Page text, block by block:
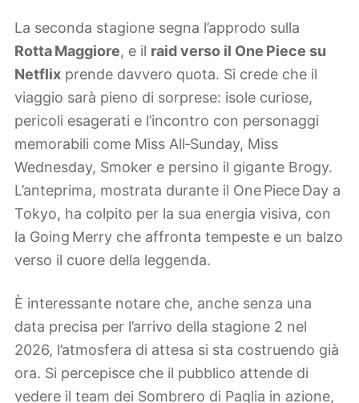
La seconda stagione segna l’approdo sulla
Rotta Maggiore, e il raid verso il One Piece su
Netflix prende davvero quota. Si crede che il
viaggio sarà pieno di sorprese: isole curiose,
pericoli esagerati e l’incontro con personaggi
memorabili come Miss All‑Sunday, Miss
Wednesday, Smoker e persino il gigante Brogy.
L’anteprima, mostrata durante il One Piece Day a
Tokyo, ha colpito per la sua energia visiva, con
la Going Merry che affronta tempeste e un balzo
verso il cuore della leggenda.
È interessante notare che, anche senza una
data precisa per l’arrivo della stagione 2 nel
2026, l’atmosfera di attesa si sta costruendo già
ora. Si percepisce che il pubblico attende di
vedere il team dei Sombrero di Paglia in azione,